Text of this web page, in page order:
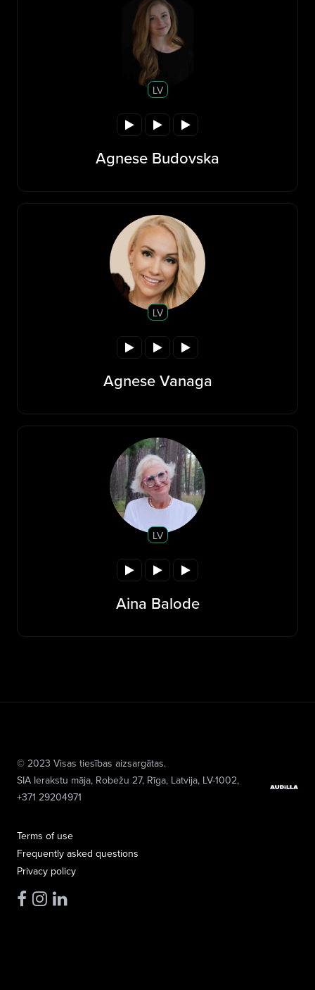
LV
Agnese Budovska
LV
Agnese Vanaga
LV
Aina Balode
Terms of use
Frequently asked questions
Privacy policy
© 2023 Visas tiesības aizsargātas.
SIA Ierakstu māja, Robežu 27, Rīga, Latvija, LV-1002,
+371 29204971